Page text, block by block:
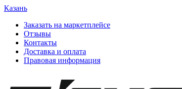
Казань
Заказать на маркетплейсе
Отзывы
Контакты
Доставка и оплата
Правовая информация